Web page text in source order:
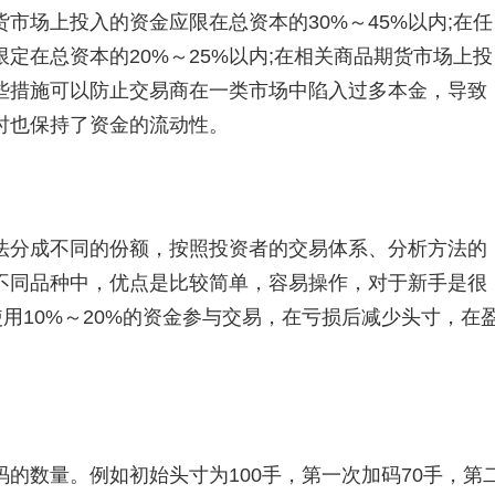
上投入的资金应限在总资本的30%～45%以内;在任
在总资本的20%～25%以内;在相关商品期货市场上投
施可以防止交易商在一类市场中陷入过多本金，导致
保持了资金的流动性。
不同的份额，按照投资者的交易体系、分析方法的
品种中，优点是比较简单，容易操作，对于新手是很
10%～20%的资金参与交易，在亏损后减少头寸，在
量。例如初始头寸为100手，第一次加码70手，第